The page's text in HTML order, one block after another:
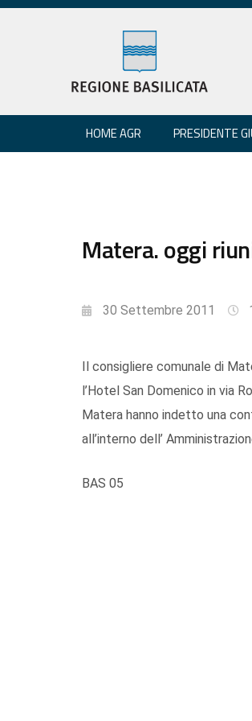
HOME AGR PRESIDENTE
Matera. oggi
30 Settembre 2011
Il consigliere comunale di
l’Hotel San Domenico in via
Matera hanno indetto una
all’interno dell’
BAS 05